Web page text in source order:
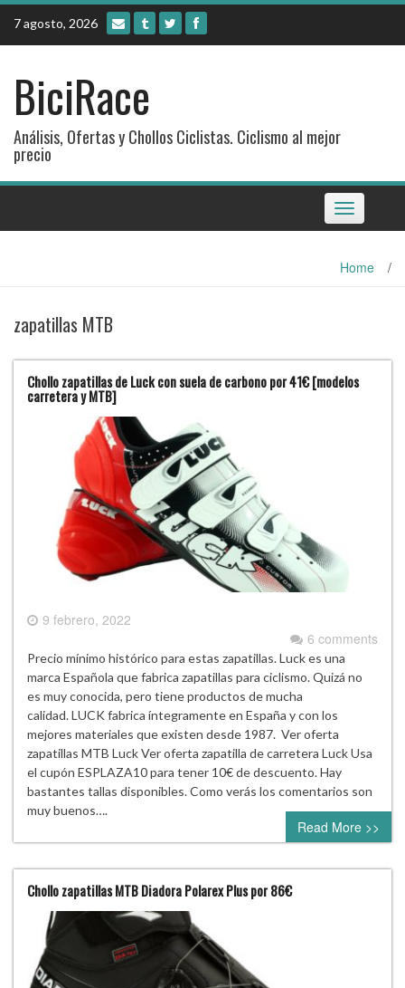
Skip
content
7 agosto, 2026
BiciRace
Análisis, Ofertas y Chollos Ciclistas. Ciclismo al mejor
precio
Toggle
navigation
Home /
zapatillas MTB
Chollo zapatillas de Luck con suela de carbono por 41€ [modelos
carretera y MTB]
9 febrero, 2022
6 comments
Precio mínimo histórico para estas zapatillas. Luck es una
marca Española que fabrica zapatillas para ciclismo. Quizá no
es muy conocida, pero tiene productos de mucha
calidad. LUCK fabrica íntegramente en España y con los
mejores materiales que existen desde 1987. Ver oferta
zapatillas MTB Luck Ver oferta zapatilla de carretera Luck Usa
el cupón ESPLAZA10 para tener 10€ de descuento. Hay
bastantes tallas disponibles. Como verás los comentarios son
muy buenos….
Read More >>
Chollo zapatillas MTB Diadora Polarex Plus por 86€